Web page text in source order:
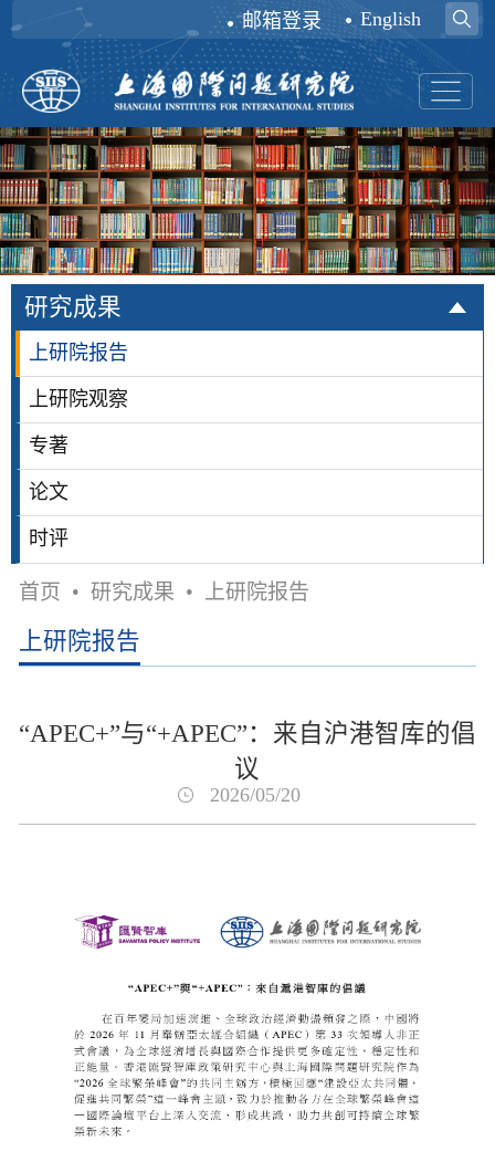
邮箱登录 English
研究成果
上研院报告
上研院观察
专著
论文
时评
首页 • 研究成果 • 上研院报告
上研院报告
“APEC+”与“+APEC”：来自沪港智库的倡
议
2026/05/20